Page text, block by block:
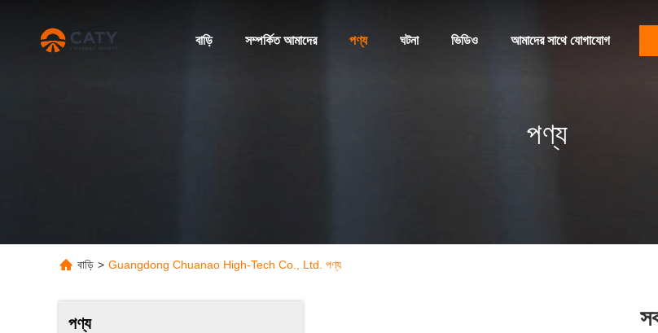
বাড়ি সম্পর্কিত আমাদের পণ্য ঘটনা ভিডিও আমাদের সাথে যোগাযোগ
পণ্য
বাড়ি > Guangdong Chuanao High-Tech Co., Ltd. পণ্য
পণ্য